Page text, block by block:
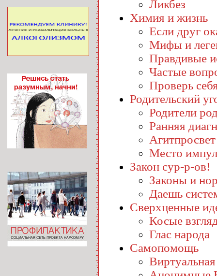
Ликбез
Химия и жизнь
Если друг
Мифы и
Правдивые
Частые
Проверь
Родительский
Родители
Ранняя
Агитпросвет
Место
Закон сур-р-ов!
Законы и
Даешь
Сверхценные
Косые
Глас народа
Самопомощь